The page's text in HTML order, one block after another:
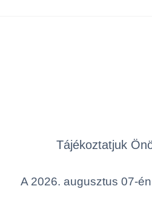
Tájékoztatjuk
A 2026. augusztus 07-